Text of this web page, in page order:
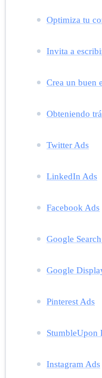
Optimiza tu
Invita a
Crea un buen
Obteniendo
Twitter Ads
LinkedIn Ads
Facebook Ads
Google
Google
Pinterest Ads
StumbleUpon
Instagram Ads